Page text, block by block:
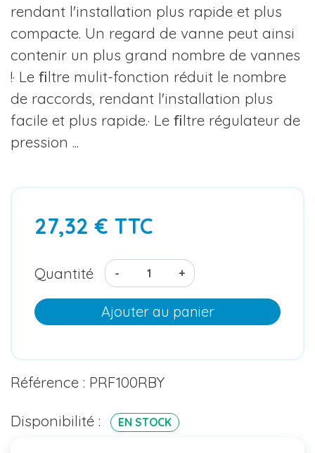
rendant l'installation plus rapide et plus
compacte. Un regard de vanne peut ainsi
contenir un plus grand nombre de vannes
!· Le ﬁltre mulit-fonction réduit le nombre
de raccords, rendant l'installation plus
facile et plus rapide.· Le ﬁltre régulateur de
pression ...
27,32 € TTC
Quantité - +
Ajouter au panier
Référence : PRF100RBY
Disponibilité : EN STOCK